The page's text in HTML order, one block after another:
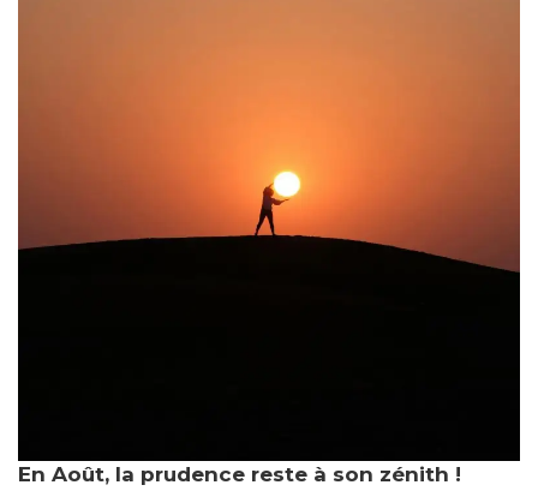
En Août, la prudence reste à son zénith !